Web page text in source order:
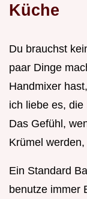
Küche
Du brauchst
paar Dinge
Handmixer
ich liebe es,
Das Gefühl,
Krümel
Ein Standard
benutze immer